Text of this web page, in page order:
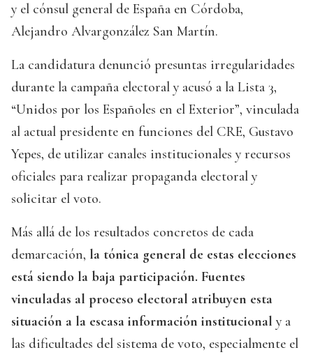
y el cónsul general de España en Córdoba,
Alejandro Alvargonzález San Martín.
La candidatura denunció presuntas irregularidades
durante la campaña electoral y acusó a la Lista 3,
“Unidos por los Españoles en el Exterior”, vinculada
al actual presidente en funciones del CRE, Gustavo
Yepes, de utilizar canales institucionales y recursos
oficiales para realizar propaganda electoral y
solicitar el voto.
Más allá de los resultados concretos de cada
demarcación, la tónica general de estas elecciones
está siendo la baja participación. Fuentes
vinculadas al proceso electoral atribuyen esta
situación a la escasa información institucional y a
las dificultades del sistema de voto, especialmente el